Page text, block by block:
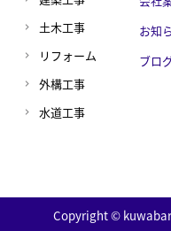
土木工事
リフォーム
外構工事
水道工事
お知
ブロ
Copyright ©